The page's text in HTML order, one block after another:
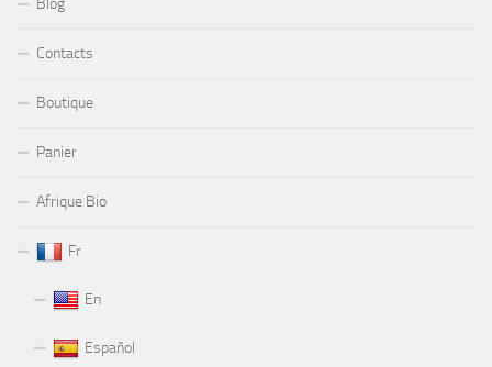
Blog
Contacts
Boutique
Panier
Afrique Bio
Fr
En
Español